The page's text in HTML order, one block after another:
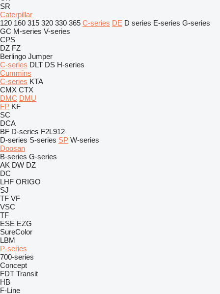
SR
Caterpillar
120 160 315 320 330 365 C-series DE D series E-series G-series
GC M-series V-series
CPS
DZ FZ
Berlingo Jumper
C-series DLT DS H-series
Cummins
C-series KTA
CMX CTX
DMC DMU
FP KF
SC
DCA
BF D-series F2L912
D-series S-series SP W-series
Doosan
B-series G-series
AK DW DZ
DC
LHF ORIGO
SJ
TF VF
VSC
TF
ESE EZG
SureColor
LBM
P-series
700-series
Concept
FDT Transit
HB
F-Line